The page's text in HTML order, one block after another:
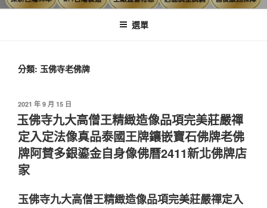
選單
分類: 玉佛寺老佛牌
2021 年 9 月 15 日
玉佛寺九大高僧王精緻造像品項完美莊嚴禪
定入定法像真品泰國王牌鑲嵌寶石佛牌老佛
牌阿賛多銀鎏金自身像佛曆2411新北佛牌店
家
玉佛寺九大高僧王精緻造像品項完美莊嚴禪定入